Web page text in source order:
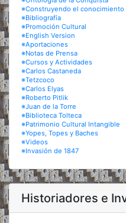
※Construyendo el conocimiento
※Bibliografía
※Promoción Cultural
※English Version
※Aportaciones
※Notas de Prensa
※Cursos y Actividades
※Carlos Castaneda
※Tetzcoco
※Carlos Elyas
※Roberto Pitlik
※Juan de la Torre
※Biblioteca Tolteca
※Patrimonio Cultural Intangible
※Yopes, Topes y Baches
※Videos
※Invasión de 1847
Historiadores e